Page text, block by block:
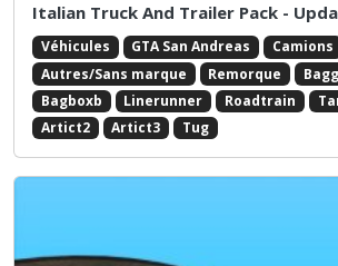
Italian Truck And Trailer Pack -
Véhicules GTA San Andreas
Camions
Autres/Sans marque
Remorque
Bagboxb
Linerunner Roadtrain
Artict2
Artict3 Tug